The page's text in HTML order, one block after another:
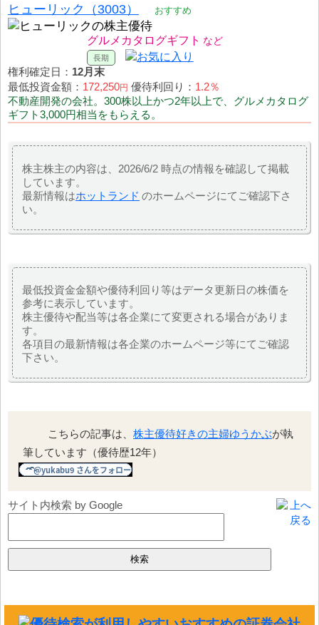
ヒューリック（3003） おすすめ
グルメカタログギフト
権利確定日： 12月末
最低投資金額： 172,250円 優待利回り： 1.2％
不動産開発の会社。300株以上かつ2年以上で、グルメカタログ
ギフト3,000円相当をもらえる。
株主株主の内容は、2026/6/2 時点の情報を確認して掲載
しています。
最新情報はホットランド のホームページにてご確認下さ
い。
最低投資金金額や優待利回り等はデータ更新日の株価を
参考に表示しています。
株主優待や配当等は各企業にて変更される場合がありま
す。
各項目の最新情報は各企業のホームページ等にてご確認
下さい。
こちらの記事は、 株主優待好きの主婦ゆうかぶが執
筆しています（優待歴12年）
サイト内検索 by Google